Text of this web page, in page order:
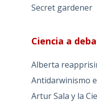
Secret gardener
Ciencia a
Alberta
Antidarwinismo
Artur Sala y la